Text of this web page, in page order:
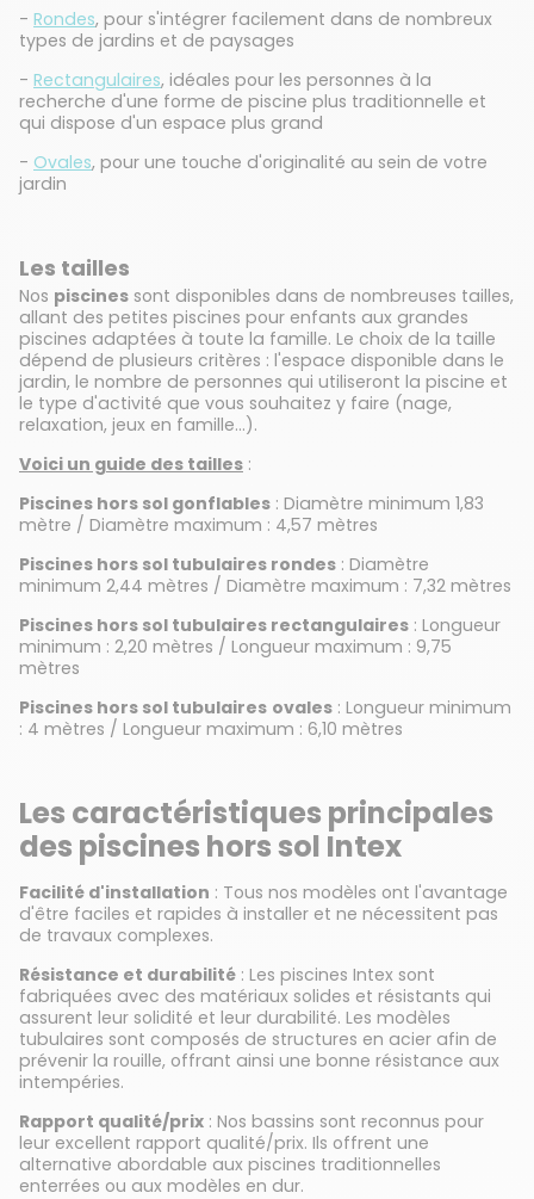
- Rondes, pour s'intégrer facilement dans de nombreux
types de jardins et de paysages
- Rectangulaires, idéales pour les personnes à la
recherche d'une forme de piscine plus traditionnelle et
qui dispose d'un espace plus grand
- Ovales, pour une touche d'originalité au sein de votre
jardin
Les tailles
Nos piscines sont disponibles dans de nombreuses tailles,
allant des petites piscines pour enfants aux grandes
piscines adaptées à toute la famille. Le choix de la taille
dépend de plusieurs critères : l'espace disponible dans le
jardin, le nombre de personnes qui utiliseront la piscine et
le type d'activité que vous souhaitez y faire (nage,
relaxation, jeux en famille…).
Voici un guide des tailles :
Piscines hors sol gonflables : Diamètre minimum 1,83
mètre / Diamètre maximum : 4,57 mètres
Piscines hors sol tubulaires rondes : Diamètre
minimum 2,44 mètres / Diamètre maximum : 7,32 mètres
Piscines hors sol tubulaires rectangulaires : Longueur
minimum : 2,20 mètres / Longueur maximum : 9,75
mètres
Piscines hors sol tubulaires ovales : Longueur minimum
: 4 mètres / Longueur maximum : 6,10 mètres
Les caractéristiques principales
des piscines hors sol Intex
Facilité d'installation : Tous nos modèles ont l'avantage
d'être faciles et rapides à installer et ne nécessitent pas
de travaux complexes.
Résistance et durabilité : Les piscines Intex sont
fabriquées avec des matériaux solides et résistants qui
assurent leur solidité et leur durabilité. Les modèles
tubulaires sont composés de structures en acier afin de
prévenir la rouille, offrant ainsi une bonne résistance aux
intempéries.
Rapport qualité/prix : Nos bassins sont reconnus pour
leur excellent rapport qualité/prix. Ils offrent une
alternative abordable aux piscines traditionnelles
enterrées ou aux modèles en dur.